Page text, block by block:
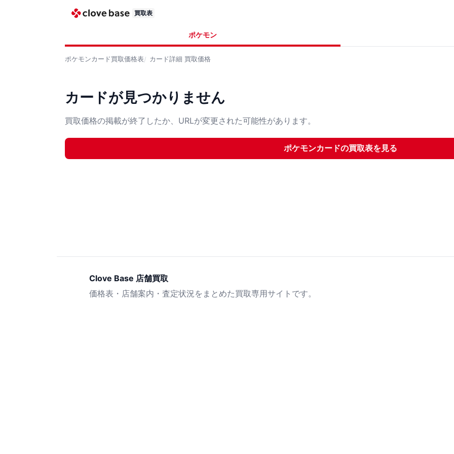
買取表
ポケモン
ポケモンカード買取価格表 カード詳細 買取価格
カードが見つかりません
買取価格の掲載が終了したか、URLが変更された可能性があります。
ポケモンカードの買取表を見る
Clove Base 店舗買取
価格表・店舗案内・査定状況をまとめた買取専用サイトです。